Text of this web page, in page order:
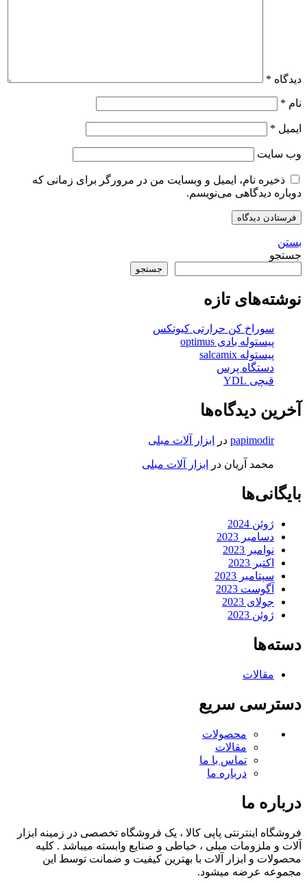
دیدگاه *
نام *
ایمیل *
وب‌ سایت
ذخیره نام، ایمیل و وبسایت من در مرورگر برای زمانی که
دوباره دیدگاهی می‌نویسم.
بستن
جستجو
جستجو
نوشته‌های تازه
سوراخ کن حرارتی کیوتکس
پیستوله بادی optimus
پیستوله salcamix
دستگاه پرس
قیچی YDL
آخرین دیدگاه‌ها
papimodir در ابزار آلات مبلی
محمد آریان در ابزار آلات مبلی
بایگانی‌ها
ژوئن 2024
دسامبر 2023
نوامبر 2023
اکتبر 2023
سپتامبر 2023
آگوست 2023
جولای 2023
ژوئن 2023
دسته‌ها
مقالات
دسترسی سریع
محصولات
مقالات
تماس با ما
درباره ما
درباره ما
فروشگاه اینترنتی پاپی کالا ، یک فروشگاه تخصصی در زمینه ابزار
آلات و ملزومات مبلی ، خیاطی و صنایع وابسته میباشد . کلیه
محصولات و ابزار آلات با بهترین کیفیت و ضمانت توسط این
مجموعه عرضه میشود.